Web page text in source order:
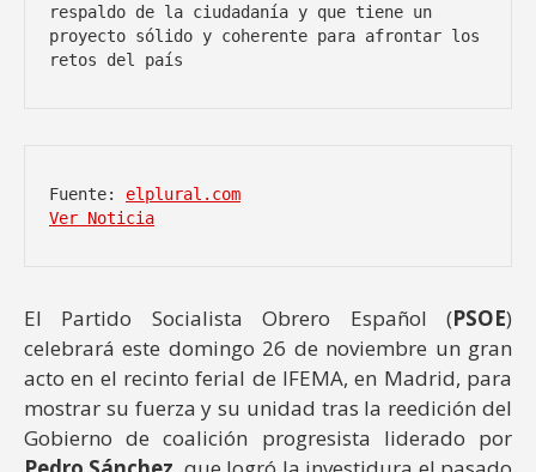
respaldo de la ciudadanía y que tiene un
proyecto sólido y coherente para afrontar los
retos del país
Fuente: elplural.com
Ver Noticia
El Partido Socialista Obrero Español (PSOE)
celebrará este domingo 26 de noviembre un gran
acto en el recinto ferial de IFEMA, en Madrid, para
mostrar su fuerza y su unidad tras la reedición del
Gobierno de coalición progresista liderado por